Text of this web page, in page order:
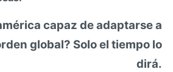
capaz de adaptarse a
global? Solo el tiempo lo
dirá.